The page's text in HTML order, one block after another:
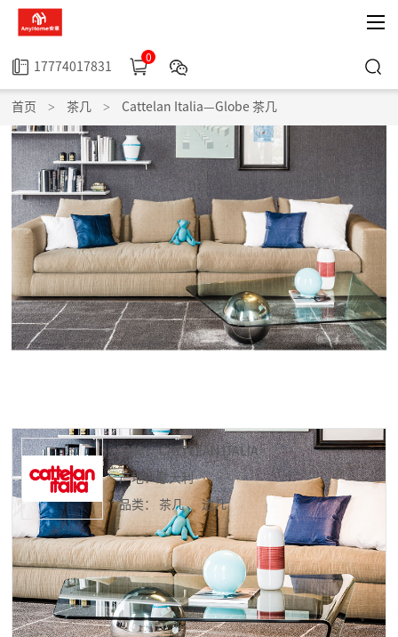
17774017831
0
首页 > 茶几 > Cattelan Italia—Globe 茶几
品牌： CATTELAN ITALIA
产地：意大利
品类： 茶几、 边几